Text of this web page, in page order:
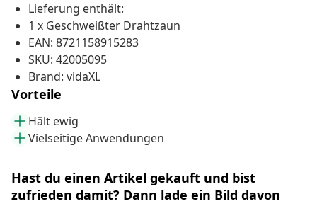
Lieferung enthält:
1 x Geschweißter Drahtzaun
EAN: 8721158915283
SKU: 42005095
Brand: vidaXL
Vorteile
Hält ewig
Vielseitige Anwendungen
Hast du einen Artikel gekauft und bist
zufrieden damit? Dann lade ein Bild davon